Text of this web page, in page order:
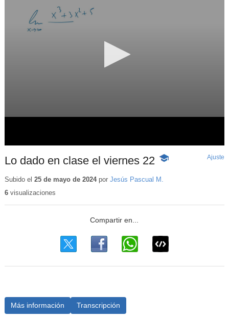
Lo dado en clase el viernes 22
-
educativo
Ajuste
Subido el 25 de mayo de 2024por Jesús Pascual M.
6visualizaciones
Más información Transcripción